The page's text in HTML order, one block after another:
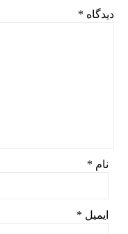
دیدگاه *
نام *
ایمیل *